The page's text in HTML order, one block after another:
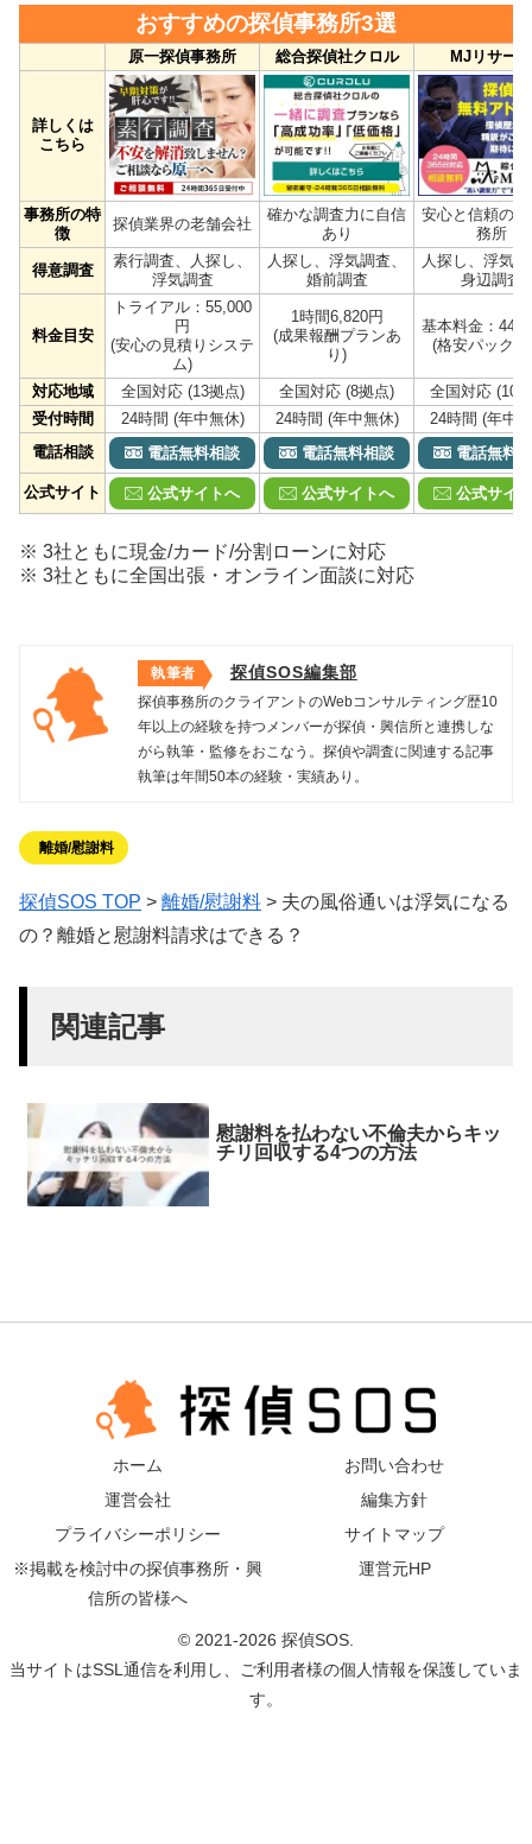
おすすめの探偵事務所3選
原一探偵事務所 総合探偵社クロル MJリサーチ
詳しくは
こちら
事務所の特
徴
探偵業界の老舗会社
確かな調査力に自信
あり
安心と信頼の
務所
得意調査
素行調査、人探し、
浮気調査
人探し、浮気調査、
婚前調査
人探し、浮気
身辺調査
料金目安
トライアル：55,000
円
(安心の見積りシステ
ム)
1時間6,820円
(成果報酬プランあ
り)
基本料金：
(格安パック
対応地域 全国対応 (13拠点) 全国対応 (8拠点)
全国対応 (10
受付時間
24時間 (年中無休) 24時間 (年中無休)
24時間 (年中
電話相談
電話無料相談 電話無料相談 電話無料
公式サイト 公式サイトへ 公式サイトへ 公式サイ
※ 3社ともに現金/カード/分割ローンに対応
※ 3社ともに全国出張・オンライン面談に対応
執筆者 探偵SOS編集部
探偵事務所のクライアントのWebコンサルティング歴10
年以上の経験を持つメンバーが探偵・興信所と連携しな
がら執筆・監修をおこなう。探偵や調査に関連する記事
執筆は年間50本の経験・実績あり。
離婚/慰謝料
探偵SOS TOP > 離婚/慰謝料 > 夫の風俗通いは浮気になる
の？離婚と慰謝料請求はできる？
関連記事
慰謝料を払わない不倫夫からキッ
チリ回収する4つの方法
ホーム
お問い合わせ
運営会社
編集方針
プライバシーポリシー
サイトマップ
※掲載を検討中の探偵事務所・興
信所の皆様へ
運営元HP
© 2021-2026 探偵SOS.
当サイトはSSL通信を利用し、ご利用者様の個人情報を保護していま
す。